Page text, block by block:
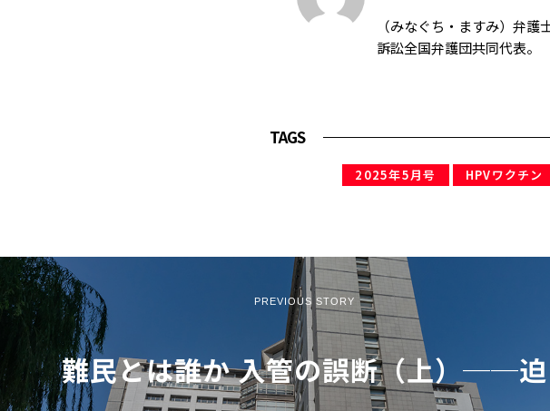
（みなぐち・ますみ）弁
訴訟全国弁護団共同代表。
TAGS
2025年5月号 HPVワクチン
PREVIOUS STORY
難民とは誰か 入管の誤断（上）──迫